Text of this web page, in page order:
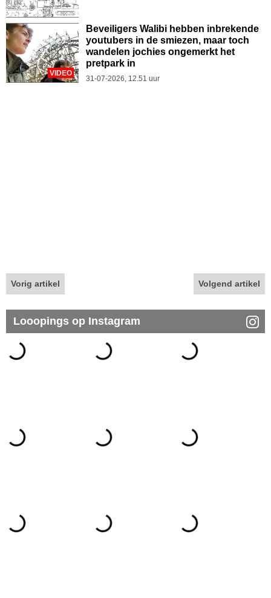
VIDEO
Beveiligers Walibi hebben inbrekende
youtubers in de smiezen, maar toch
wandelen jochies ongemerkt het
pretpark in
31-07-2026, 12.51 uur
Vorig artikel Volgend artikel
Looopings op Instagram